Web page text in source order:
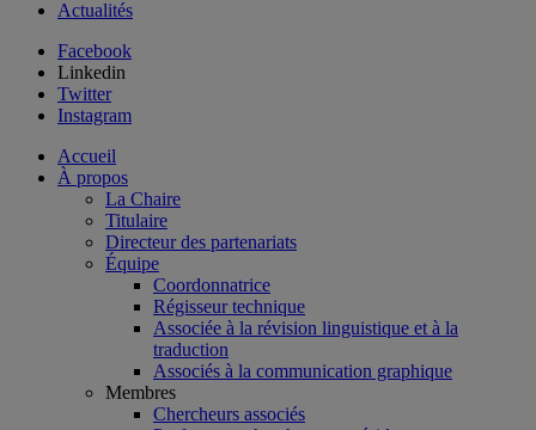
Actualités
Facebook
Linkedin
Twitter
Instagram
Accueil
À propos
La Chaire
Titulaire
Directeur des partenariats
Équipe
Coordonnatrice
Régisseur technique
Associée à la révision linguistique et à la
traduction
Associés à la communication graphique
Membres
Chercheurs associés